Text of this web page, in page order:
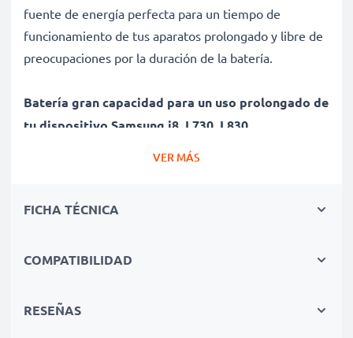
fuente de energía perfecta para un tiempo de
funcionamiento de tus aparatos prolongado y libre de
preocupaciones por la duración de la batería.
Batería gran capacidad para un uso prolongado de
tu dispositivo Samsung i8, L730, L830
✔ Batería recargable con gran capacidad 650mAh y
incluso después de un uso prolongado - Tecnología de
✔ Seguridad certificada - Protección contra el
para una larga vida útil
VER MÁS
FICHA TÉCNICA
COMPATIBILIDAD
RESEÑAS